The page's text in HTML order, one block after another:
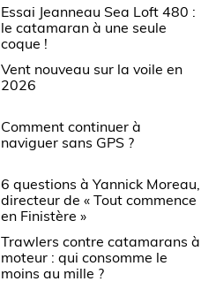
Essai Jeanneau Sea Loft 480 :
le catamaran à une seule
coque !
Vent nouveau sur la voile en
2026
Comment continuer à
naviguer sans GPS ?
6 questions à Yannick Moreau,
directeur de « Tout commence
en Finistère »
Trawlers contre catamarans à
moteur : qui consomme le
moins au mille ?